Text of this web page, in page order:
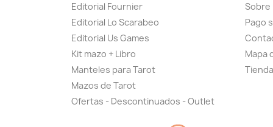
Editorial Fournier
Editorial Lo Scarabeo
Editorial Us Games
Kit mazo + Libro
Manteles para Tarot
Mazos de Tarot
Ofertas - Descontinuados - Outlet
Pago
Mapa